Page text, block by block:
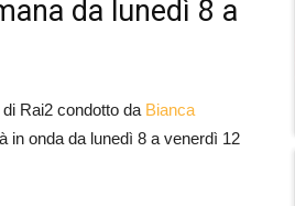
da lunedì 8 a
Rai2 condotto da Bianca
in onda da lunedì 8 a venerdì 12